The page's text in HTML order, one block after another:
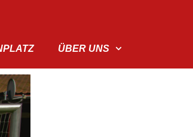
ÜBER UNS